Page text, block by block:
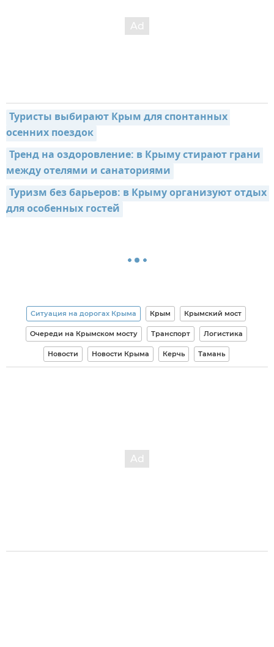
Туристы выбирают Крым для спонтанных
осенних поездок
Тренд на оздоровление: в Крыму стирают грани
между отелями и санаториями
Туризм без барьеров: в Крыму организуют отдых
для особенных гостей
Ситуация на дорогах Крыма Крым Крымский мост
Очереди на Крымском мосту Транспорт Логистика
Новости Новости Крыма Керчь Тамань